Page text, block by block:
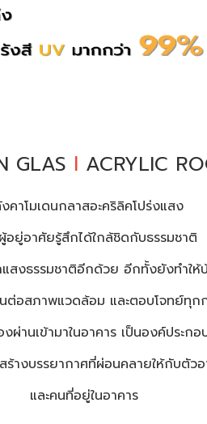
GLAS l ACRYLIC
คาโมเดนกลาสอะคริลิคโปร่งแสง
อยู่อาศัยรู้สึกได้ใกล้ชิดกับธรรมชาติ
แสงธรรมชาติอีกด้วย อีกทั้งยังทำให้
ต่อสภาพแวดล้อม และตอบโจทย์ทุก
ผ่านเข้ามาในอาคาร เป็นองค์ประก
ร้างบรรยากาศที่ผ่อนคลายให้กับตัว
และคนที่อยู่ในอาคาร